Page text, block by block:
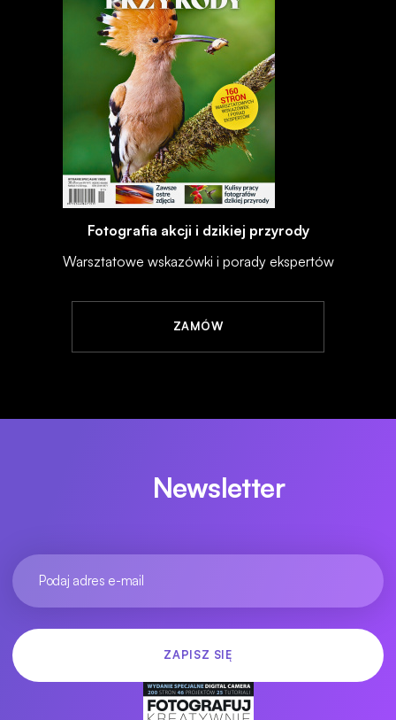
Fotografia akcji i dzikiej przyrody
Warsztatowe wskazówki i porady ekspertów
ZAMÓW
Newsletter